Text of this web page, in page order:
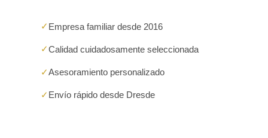
✓ Empresa familiar desde 2016
✓Calidad cuidadosamente seleccionada
✓Asesoramiento personalizado
✓ Envío rápido desde Dresde